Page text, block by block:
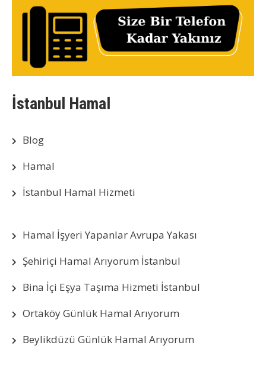
İstanbul Hamal
Blog
Hamal
İstanbul Hamal Hizmeti
Hamal İşyeri Yapanlar Avrupa Yakası
Şehiriçi Hamal Arıyorum İstanbul
Bina İçi Eşya Taşıma Hizmeti İstanbul
Ortaköy Günlük Hamal Arıyorum
Beylikdüzü Günlük Hamal Arıyorum